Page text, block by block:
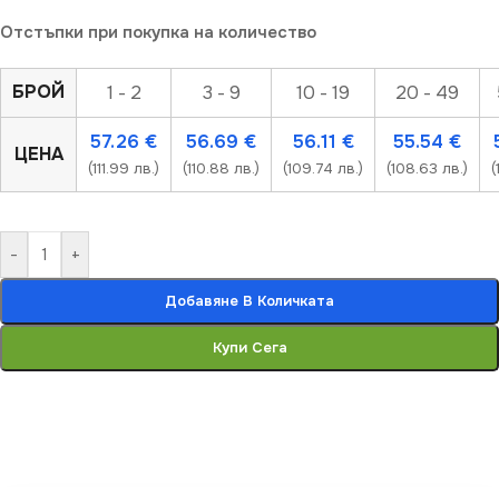
Отстъпки при покупка на количество
БРОЙ 1 - 2 3 - 9 10 - 19 20 - 49
ЦЕНА
57.26 €
(111.99 лв.)
56.69 €
(110.88 лв.)
56.11 €
(109.74 лв.)
55.54 €
(108.63 лв.)
- +
Добавяне В Количката
Купи Сега